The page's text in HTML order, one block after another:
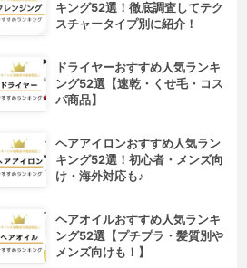
キング52選！徹底調査してテク
スチャータイプ別に紹介！
ドライヤーおすすめ人気ランキ
ング52選【速乾・くせ毛・コス
パ商品】
ヘアアイロンおすすめ人気ラン
キング52選！初心者・メンズ向
け・海外対応も♪
ヘアオイルおすすめ人気ランキ
ング52選【プチプラ・髪質別や
メンズ向けも！】